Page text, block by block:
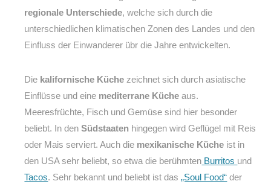
regionale Unterschiede, welche sich durch die
unterschiedlichen klimatischen Zonen des Landes und den
Einfluss der Einwanderer übr die Jahre entwickelten.
Die kalifornische Küche zeichnet sich durch asiatische
Einflüsse und eine mediterrane Küche aus.
Meeresfrüchte, Fisch und Gemüse sind hier besonder
beliebt. In denSüdstaaten hingegen wird Geflügel mit Reis
oder Mais serviert. Auch die mexikanische Küche ist in
den USA sehr beliebt, so etwa die berühmten Burritos und
Tacos. Sehr bekannt und beliebt ist das„Soul Food“ der